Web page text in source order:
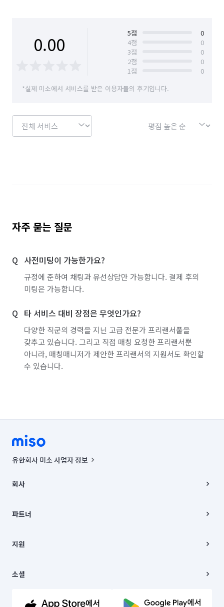
0.00 5점
0
4점
0
3점
0
2점
0
1점
0
*실제 미소에서 서비스를 받은 이용자들의 후기입니다.
자주 묻는 질문
사전미팅이 가능한가요?
규정에 준하여 채팅과 유선상담만 가능합니다. 결제 후의
미팅은 가능합니다.
타 서비스 대비 장점은 무엇인가요?
다양한 직군의 경력을 지닌 고급 전문가 프리랜서풀을
갖추고 있습니다. 그리고 직접 매칭 요청한 프리랜서뿐
아니라, 매칭매니저가 제안한 프리랜서의 지원서도 확인할
수 있습니다.
유한회사 미소 사업자 정보
00019 |
주소 | 본사: 서울특별시 종로구 율곡로 6(중학동, 트윈트리빌딩) B동 5층
컨택센터 : 서울특별시 종로구 수송동 율곡로 24, 7층, 8층 미소
상품, 상품정보, 거래에 관한 의무와 책임은 거래당사자에게 있습니다.
언론 보도 관련 문의:
© 유한회사 미소. Miso, Inc. All Rights Reserved.
회사
채용
파트너
이사
지원
이용약관
문의하기
소셜
유튜브